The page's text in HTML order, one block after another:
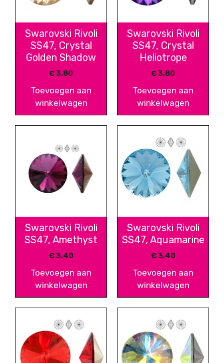
Swarovski Rivoli
SS47, Crystal
Golden Shadow
€3,80
Toevoegen aan
winkelwagen
Swarovski Rivoli
SS47, Crystal
Heliotrope
€3,80
Toevoegen aan
winkelwagen
Swarovski Rivoli
SS47, Amethyst
€3,40
Toevoegen aan
winkelwagen
Swarovski Rivoli
SS47, Aquamarine
€3,40
Toevoegen aan
winkelwagen